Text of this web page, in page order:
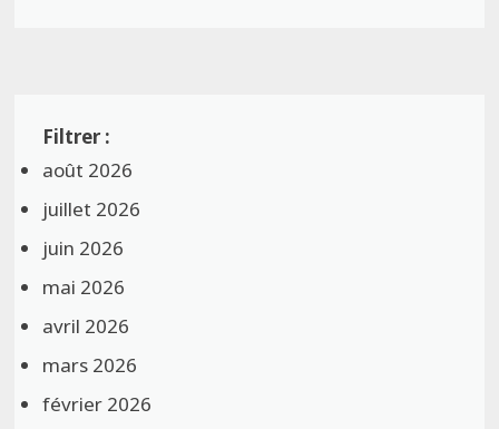
août 2026
juillet 2026
juin 2026
mai 2026
avril 2026
mars 2026
février 2026